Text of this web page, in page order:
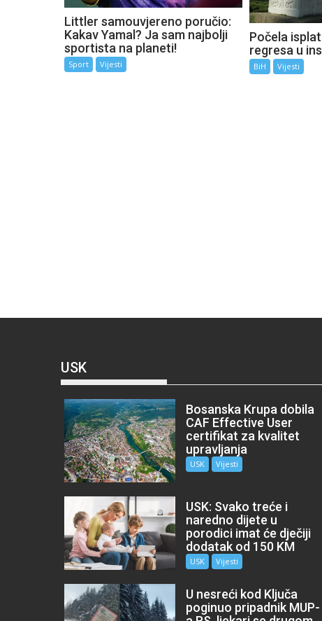
Littler samouvjereno poručio:
Kakav Yamal? Ja sam najbolji
sportista na planeti!
Sport Vijesti
Počela
regresa u
BiH Vijesti
USK
Bosanska Krupa dobila
CAF Effective User
certifikat za kvalitet
upravljanja
USK Vijesti
USK: Svako treće i
naredno dijete u
porodici imat će dječiji
dodatak od 150 KM
USK Vijesti
U nesreći kod Ključa
poginuo pripadnik MUP-